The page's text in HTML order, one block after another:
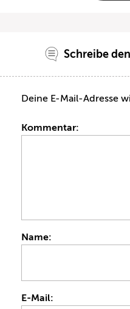
Schreibe
Deine E-Mail-Adresse
Kommentar:
Name:
E-Mail: